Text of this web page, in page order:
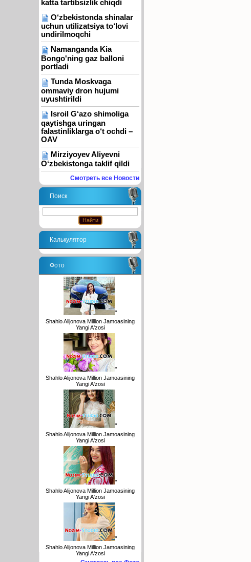
katta tartibsizlik chiqdi
O‘zbekistonda shinalar
uchun utilizatsiya to‘lovi
undirilmoqchi
Namanganda Kia
Bongo'ning gaz balloni
portladi
Tunda Moskvaga
ommaviy dron hujumi
uyushtirildi
Isroil G‘azo shimoliga
qaytishga uringan
falastinliklarga o‘t ochdi –
OAV
Mirziyoyev Aliyevni
O‘zbekistonga taklif qildi
Смотреть все Новости
Поиск
Калькулятор
Фото
"
Shahlo Alijonova Million Jamoasining
Yangi A'zosi
"
Shahlo Alijonova Million Jamoasining
Yangi A'zosi
"
Shahlo Alijonova Million Jamoasining
Yangi A'zosi
"
Shahlo Alijonova Million Jamoasining
Yangi A'zosi
"
Shahlo Alijonova Million Jamoasining
Yangi A'zosi